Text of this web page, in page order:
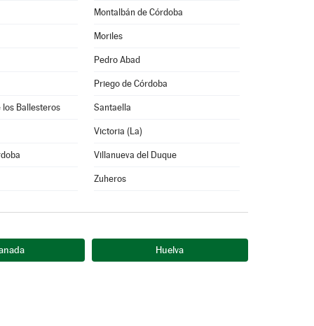
Montalbán de Córdoba
Moriles
Pedro Abad
Priego de Córdoba
los Ballesteros Santaella
Victoria (La)
Villanueva del Duque
Zuheros
Huelva